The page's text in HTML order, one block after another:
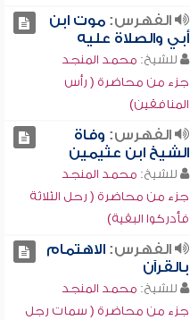
الفهرس:موت ابن
أبي والصلاة عليه
للشيخ: محمد المنجد
جزء من محاضرة ( رأس
المنافقين)
الفهرس: وفاة
الشيخ ابن عثيمين
للشيخ: محمد المنجد
جزء من محاضرة ( رحل الثلاثة
فأدركوا البقية)
الفهرس:الاهتمام
بالقرآن
للشيخ: محمد المنجد
جزء من محاضرة ( سمات رجل